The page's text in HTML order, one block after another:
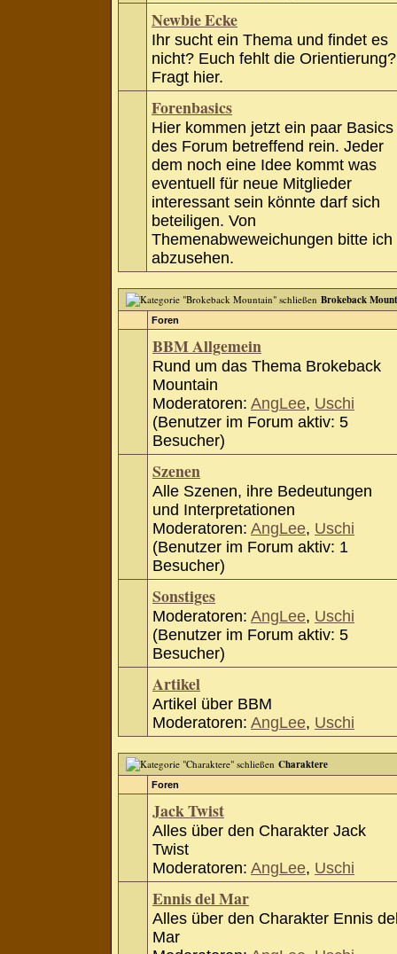
Newbie Ecke
Ihr sucht ein Thema und findet es
nicht? Euch fehlt die Orientierung?
Fragt hier.
Forenbasics
Hier kommen jetzt ein paar Basics
des Forum betreffend rein. Jeder
dem noch eine Idee kommt was
eventuell für neue Mitglieder
interessant sein könnte darf sich
beteiligen. Von
Themenabweweichungen bitte ich
abzusehen.
Brokeback
Foren
BBM Allgemein
Rund um das Thema Brokeback
Mountain
Moderatoren: AngLee, Uschi
(Benutzer im Forum aktiv: 5
Besucher)
Szenen
Alle Szenen, ihre Bedeutungen
und Interpretationen
Moderatoren: AngLee, Uschi
(Benutzer im Forum aktiv: 1
Besucher)
Sonstiges
Moderatoren: AngLee, Uschi
(Benutzer im Forum aktiv: 5
Besucher)
Artikel
Artikel über BBM
Moderatoren: AngLee, Uschi
Charaktere
Foren
Jack Twist
Alles über den Charakter Jack
Twist
Moderatoren: AngLee, Uschi
Ennis del Mar
Alles über den Charakter Ennis
Mar